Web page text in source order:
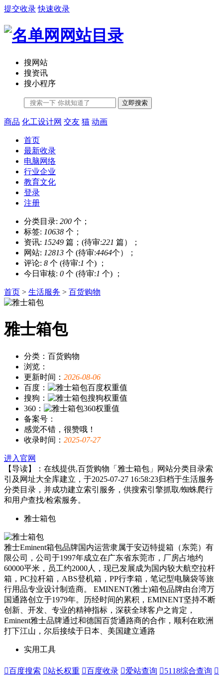
提交收录 快速收录
搜网站
搜资讯
搜小程序
立即搜索
商品 化工设计网 交友 猫 动画
首页
最新收录
电脑网络
行业企业
教育文化
登录
注册
分类目录: 200 个；
标签: 10638 个；
资讯: 15249 篇；(待审:221 篇）；
网站: 12813 个 (待审:4464个）；
评论: 8 个 (待审:1 个) ；
今日审核: 0 个 (待审:1 个) ；
首页 > 生活服务 > 百货购物
雅士箱包
分类：百货购物
浏览：
更新时间： 2026-08-06
百度：
搜狗：
360：
备案号：
感觉不错，很赞哦！
收录时间： 2025-07-27
进入官网
【导读】：在线提供,百货购物「雅士箱包」网站分类目录索
引及网址大全库建立，于2025-07-27 16:58:23归档于生活服务
分类目录，并成功建立索引服务，供搜索引擎抓取/蜘蛛爬行
和用户查找/检索服务。
雅士箱包
雅士Eminent箱包品牌国内运营隶属于安迈特提箱（东莞）有
限公司，公司于1997年成立在广东省东莞市，厂房占地约
60000平米，员工约2000人，现已发展成为国内较大航空拉杆
箱，PC拉杆箱，ABS登机箱，PP行李箱，笔记型电脑袋等旅
行用品专业设计制造商。 EMINENT(雅士)箱包品牌由台湾万
国通路创立于1979年。历经时间的累积，EMINENT坚持不断
创新、开发、专业的精神指标，深获全球客户之肯定，
Eminent雅士品牌通过和德国百货通路商的合作，顺利在欧洲
打下江山，尔后接续于日本、美国建立通路
实用工具
百度搜索 站长权重 百度收录 爱站查询 5118综合查询 